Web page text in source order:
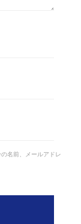
名前、メールアドレ